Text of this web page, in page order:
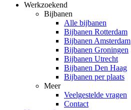
Werkzoekend
Bijbanen
Alle bijbanen
Bijbanen Rotterdam
Bijbanen Amsterdam
Bijbanen Groningen
Bijbanen Utrecht
Bijbanen Den Haag
Bijbanen per plaats
Meer
Veelgestelde vragen
Contact